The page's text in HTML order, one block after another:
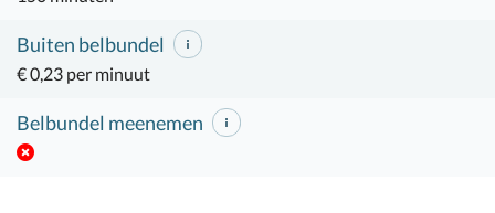
Buiten belbundel
€ 0,23 per minuut
Belbundel meenemen